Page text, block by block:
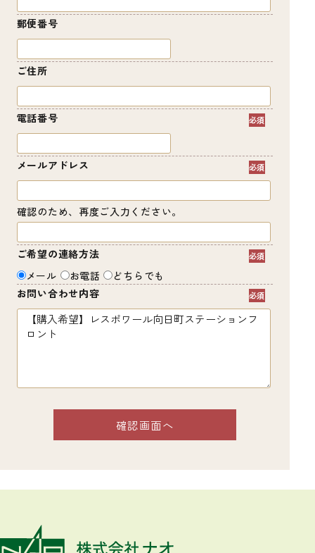
郵便番号
ご住所
電話番号
メールアドレス
確認のため、再度ご入力ください。
ご希望の連絡方法
メール
お電話
どちらでも
お問い合わせ内容